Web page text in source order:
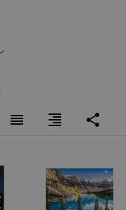
reorder format_align_right share